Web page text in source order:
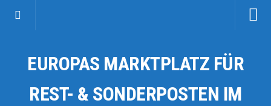
Kategorien
Auto & Motorrad
EUROPAS MARKTPLATZ FÜR
REST- & SONDERPOSTEN IM